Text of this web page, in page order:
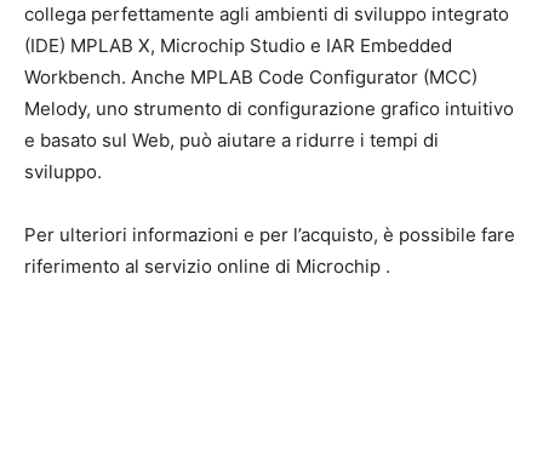
collega perfettamente agli ambienti di sviluppo integrato
(IDE) MPLAB X, Microchip Studio e IAR Embedded
Workbench. Anche MPLAB Code Configurator (MCC)
Melody, uno strumento di configurazione grafico intuitivo
e basato sul Web, può aiutare a ridurre i tempi di
sviluppo.
Per ulteriori informazioni e per l’acquisto, è possibile fare
riferimento al servizio online di Microchip .